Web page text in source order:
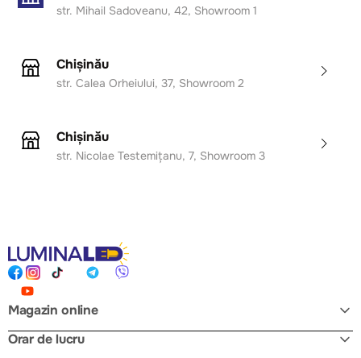
str. Mihail Sadoveanu, 42, Showroom 1
Chișinău
str. Calea Orheiului, 37, Showroom 2
Chișinău
str. Nicolae Testemițanu, 7, Showroom 3
Magazin online
Orar de lucru